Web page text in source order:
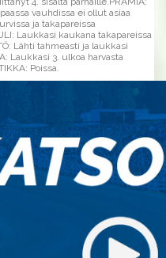
vauhdissa ei ollut asiaa
ja takapareissa
Laukkasi kaukana takapareissa
Lähti tahmeasti ja laukkasi
Laukkasi 3. ulkoa harvasta
Poissa.